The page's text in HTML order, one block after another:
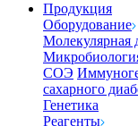
Продукция
Оборудование
Молекулярная
СОЭ
сахарного
Генетика
Реагенты